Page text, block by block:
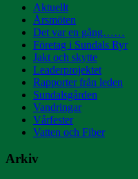
Aktuellt
Årsmöten
Det var en gång……
Företag i Sundals Ryr
Jakt och skytte
Leaderprojektet
Rapporter från leden
Sundalsgården
Vandringar
Vårfester
Vatten och Fiber
Arkiv